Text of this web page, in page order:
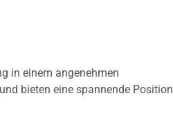
in einem angenehmen
bieten eine spannende Position